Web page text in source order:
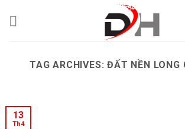
TAG ARCHIVES:ĐẤT NỀN LONG
13
Th4